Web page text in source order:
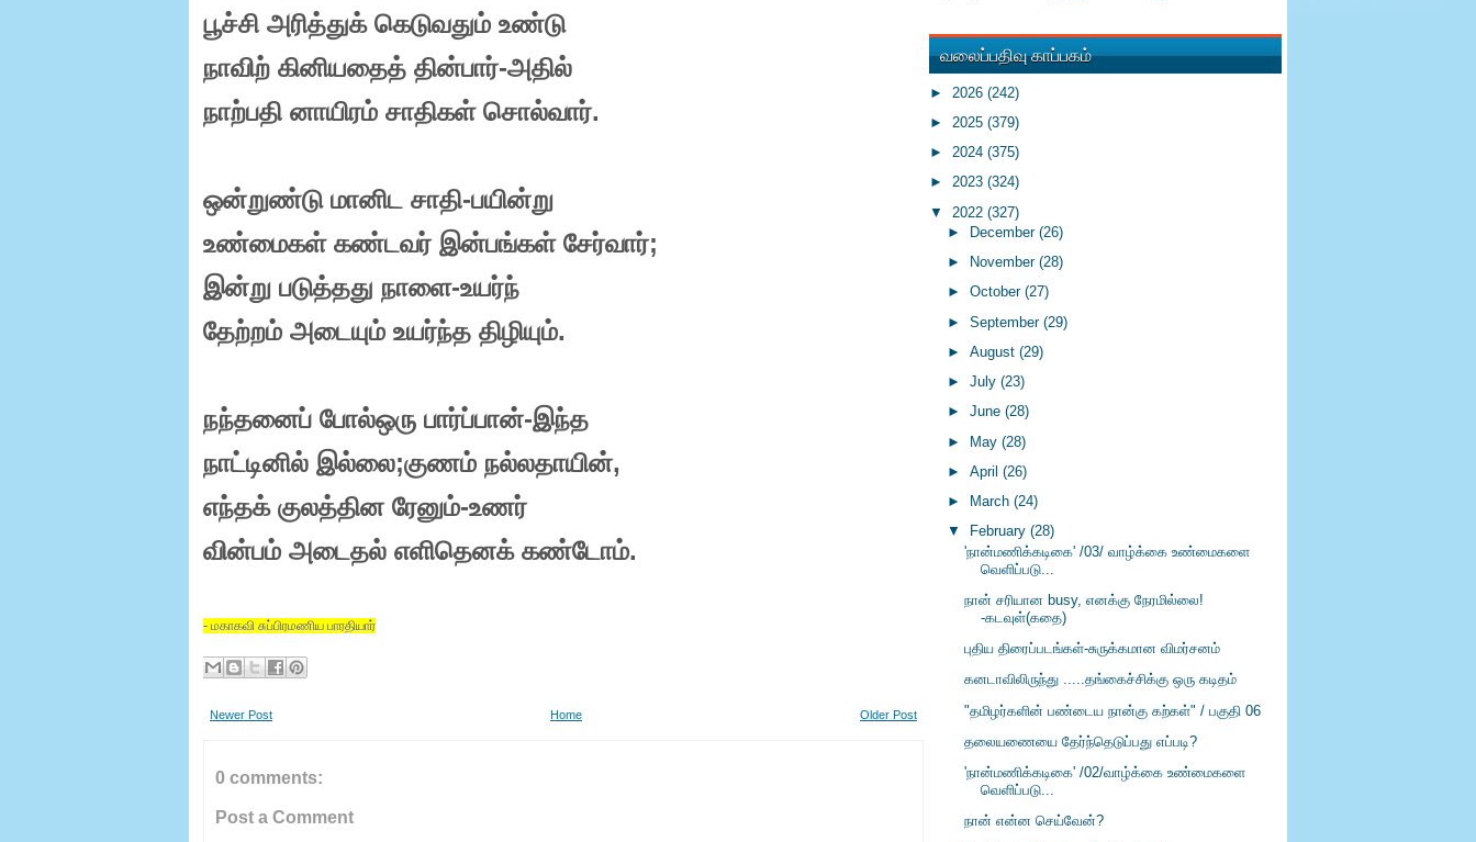
பூச்சி அரித்துக் கெடுவதும் உண்டு
நாவிற் கினியதைத் தின்பார்-அதில்
நாற்பதி னாயிரம் சாதிகள் சொல்வார்.
ஒன்றுண்டு மானிட சாதி-பயின்று
உண்மைகள் கண்டவர் இன்பங்கள் சேர்வார்;
இன்று படுத்தது நாளை-உயர்ந்
தேற்றம் அடையும் உயர்ந்த திழியும்.
நந்தனைப் போல்ஒரு பார்ப்பான்-இந்த
நாட்டினில் இல்லை;குணம் நல்லதாயின்,
எந்தக் குலத்தின ரேனும்-உணர்
வின்பம் அடைதல் எளிதெனக் கண்டோம்.
- மகாகவி சுப்பிரமணிய பாரதியார்
Newer Post Older Post
Home
0 comments:
Post a Comment
வலைப்பதிவு காப்பகம்
► 2026 (242)
► 2025 (379)
► 2024 (375)
► 2023 (324)
▼ 2022 (327)
►
December (26)
►
November (28)
► October (27)
► September (29)
► August (29)
► July (23)
► June (28)
► May (28)
► April (26)
►
March (24)
▼
February (28)
'நான்மணிக்கடிகை' /03/ வாழ்க்கை உண்மைகளை
வெளிப்படு...
நான் சரியான busy, எனக்கு நேரமில்லை!
-கடவுள்(கதை)
புதிய திரைப்படங்கள்-சுருக்கமான விமர்சனம்
கனடாவிலிருந்து .....தங்கைச்சிக்கு ஒரு கடிதம்
"தமிழர்களின் பண்டைய நான்கு கற்கள்" / பகுதி 06
தலையணையை தேர்ந்தெடுப்பது எப்படி?
'நான்மணிக்கடிகை' /02/வாழ்க்கை உண்மைகளை
வெளிப்படு...
நான் என்ன செய்வேன்?